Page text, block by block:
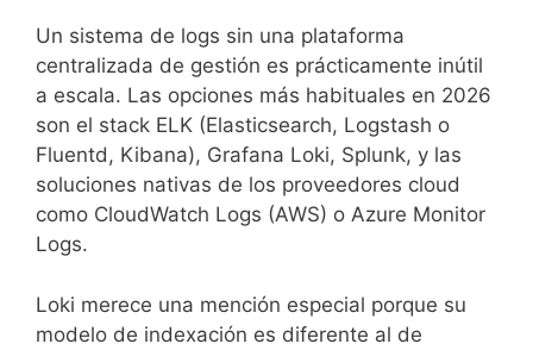
Un sistema de logs sin una plataforma
centralizada de gestión es prácticamente inútil
a escala. Las opciones más habituales en 2026
son el stack ELK (Elasticsearch, Logstash o
Fluentd, Kibana), Grafana Loki, Splunk, y las
soluciones nativas de los proveedores cloud
como CloudWatch Logs (AWS) o Azure Monitor
Logs.
Loki merece una mención especial porque su
modelo de indexación es diferente al de